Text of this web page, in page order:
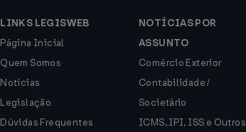
LINKS LEGISWEB
Página Inicial
Quem Somos
Notícias
Legislação
Dúvidas Frequentes
NOTÍCIAS POR
ASSUNTO
Comércio Exterior
Contabilidade /
Societário
ICMS, IPI, ISS e Outros